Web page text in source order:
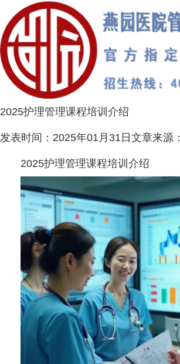
2025护理管理课程培训介绍
发表时间： 2025年01月31日 文章来源：
2025护理管理课程培训介绍